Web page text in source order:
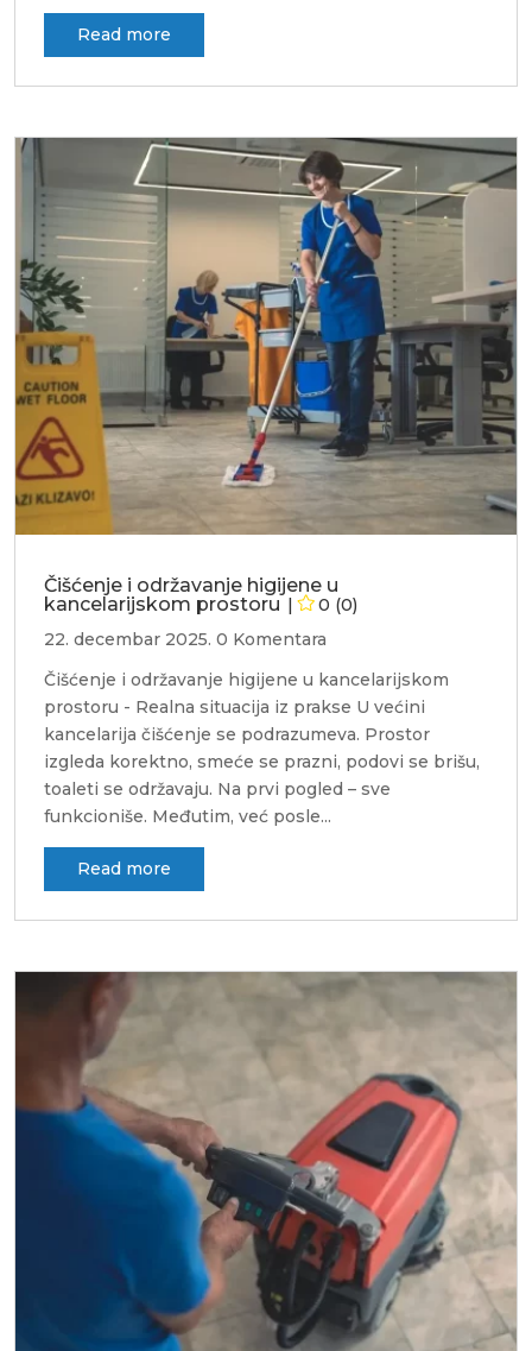
read more
Čišćenje i održavanje higijene u
kancelarijskom prostoru
0 (0)
22. decembar 2025. 0 Komentara
Čišćenje i održavanje higijene u kancelarijskom
prostoru - Realna situacija iz prakse U većini
kancelarija čišćenje se podrazumeva. Prostor
izgleda korektno, smeće se prazni, podovi se brišu,
toaleti se održavaju. Na prvi pogled – sve
funkcioniše. Međutim, već posle...
read more